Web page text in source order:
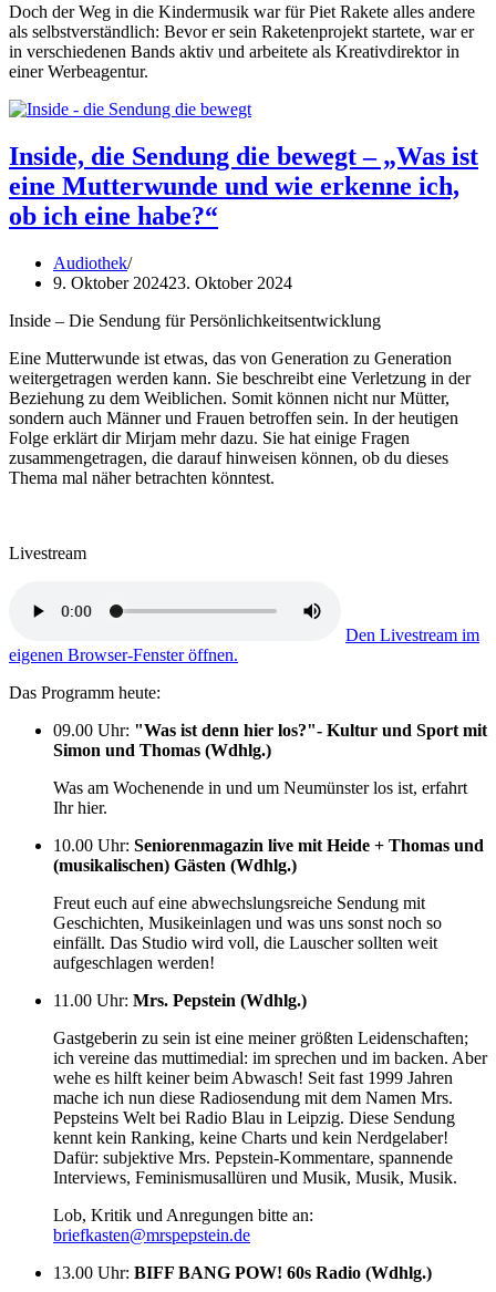
Doch der Weg in die Kindermusik war für Piet Rakete alles andere
als selbstverständlich: Bevor er sein Raketenprojekt startete, war er
in verschiedenen Bands aktiv und arbeitete als Kreativdirektor in
einer Werbeagentur.
Inside, die Sendung die bewegt – „Was ist
eine Mutterwunde und wie erkenne ich,
ob ich eine habe?“
Audiothek
9. Oktober 202423. Oktober 2024
Inside – Die Sendung für Persönlichkeitsentwicklung
Eine Mutterwunde ist etwas, das von Generation zu Generation
weitergetragen werden kann. Sie beschreibt eine Verletzung in der
Beziehung zu dem Weiblichen. Somit können nicht nur Mütter,
sondern auch Männer und Frauen betroffen sein. In der heutigen
Folge erklärt dir Mirjam mehr dazu. Sie hat einige Fragen
zusammengetragen, die darauf hinweisen können, ob du dieses
Thema mal näher betrachten könntest.
Livestream
Den Livestream im
eigenen Browser-Fenster öffnen.
Das Programm heute:
09.00 Uhr: "Was ist denn hier los?"- Kultur und Sport mit
Simon und Thomas (Wdhlg.)
Was am Wochenende in und um Neumünster los ist, erfahrt
Ihr hier.
10.00 Uhr: Seniorenmagazin live mit Heide + Thomas und
(musikalischen) Gästen (Wdhlg.)
Freut euch auf eine abwechslungsreiche Sendung mit
Geschichten, Musikeinlagen und was uns sonst noch so
einfällt. Das Studio wird voll, die Lauscher sollten weit
aufgeschlagen werden!
11.00 Uhr: Mrs. Pepstein (Wdhlg.)
Gastgeberin zu sein ist eine meiner größten Leidenschaften;
ich vereine das muttimedial: im sprechen und im backen. Aber
wehe es hilft keiner beim Abwasch! Seit fast 1999 Jahren
mache ich nun diese Radiosendung mit dem Namen Mrs.
Pepsteins Welt bei Radio Blau in Leipzig. Diese Sendung
kennt kein Ranking, keine Charts und kein Nerdgelaber!
Dafür: subjektive Mrs. Pepstein-Kommentare, spannende
Interviews, Feminismusallüren und Musik, Musik, Musik.
Lob, Kritik und Anregungen bitte an:
briefkasten@mrspepstein.de
13.00 Uhr: BIFF BANG POW! 60s Radio (Wdhlg.)